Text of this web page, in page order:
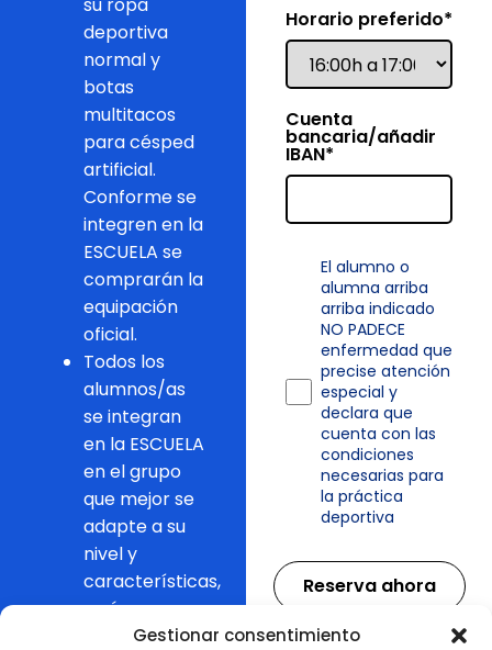
Gestionar consentimiento
Horario preferido*
Field Hora
Cuenta
bancaria/añadir
IBAN*
Filed C-Bancaria
Terminos
El alumno o
alumna arriba
arriba indicado
NO PADECE
enfermedad que
precise atención
especial y
declara que
cuenta con las
condiciones
necesarias para
la práctica
deportiva
Reserva ahora
Jet Engine Nonce
deportiva
normal y
botas
multitacos
para césped
artificial.
Conforme se
integren en la
ESCUELA se
comprarán la
equipación
oficial.
Todos los
alumnos/as
se integran
en la ESCUELA
en el grupo
que mejor se
adapte a su
nivel y
características,
y cómo
escuela oficial